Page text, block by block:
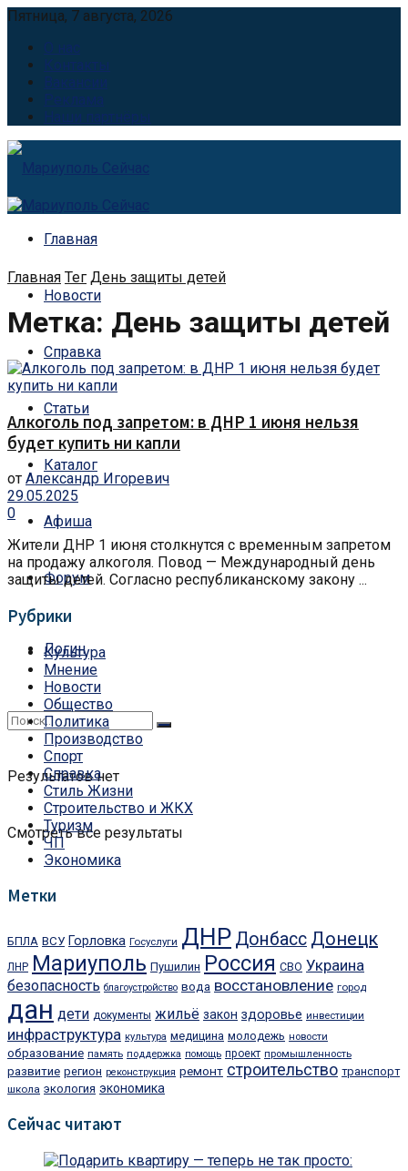
Пятница, 7 августа, 2026
О нас
Контакты
Вакансии
Реклама
Наши партнёры
Главная
Новости
Справка
Статьи
Каталог
Афиша
Форум
Логин
Результатов нет
Смотреть все результаты
Главная Тег День защиты детей
Метка: День защиты детей
Алкоголь под запретом: в ДНР 1 июня нельзя
будет купить ни капли
от Александр Игоревич
29.05.2025
0
Жители ДНР 1 июня столкнутся с временным запретом
на продажу алкоголя. Повод — Международный день
защиты детей. Согласно республиканскому закону ...
Рубрики
Культура
Мнение
Новости
Общество
Политика
Производство
Спорт
Справка
Стиль Жизни
Строительство и ЖКХ
Туризм
ЧП
Экономика
Метки
БПЛА ВСУ Горловка Госуслуги ДНР Донбасс Донецк
ЛНР Мариуполь Пушилин Россия СВО Украина
безопасность благоустройство вода восстановление город
дан дети документы жильё закон здоровье инвестиции
инфраструктура культура медицина молодежь новости
образование память поддержка помощь проект промышленность
развитие регион реконструкция ремонт строительство транспорт
школа экология экономика
Сейчас читают